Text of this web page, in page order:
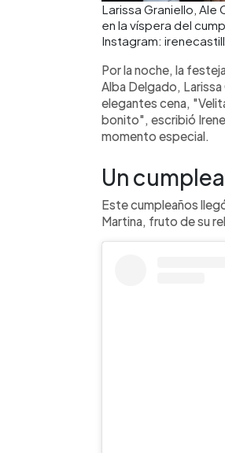
Larissa Graniello,
en la víspera del
Instagram:
Por la noche, la
Alba Delgado,
elegantes cena,
bonito", escribió
momento especial.
Un
Este cumpleaños
Martina, fruto de su